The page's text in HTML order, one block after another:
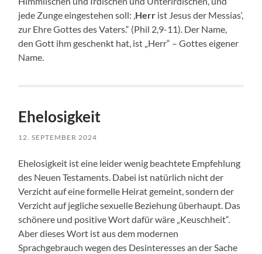
jede Zunge eingestehen soll: ‚Herr ist Jesus der Messias‘,
zur Ehre Gottes des Vaters.“ (Phil 2,9-11). Der Name,
den Gott ihm geschenkt hat, ist „Herr“ – Gottes eigener
Name.
Ehelosigkeit
12. SEPTEMBER 2024
Ehelosigkeit ist eine leider wenig beachtete Empfehlung
des Neuen Testaments. Dabei ist natürlich nicht der
Verzicht auf eine formelle Heirat gemeint, sondern der
Verzicht auf jegliche sexuelle Beziehung überhaupt. Das
schönere und positive Wort dafür wäre „Keuschheit“.
Aber dieses Wort ist aus dem modernen
Sprachgebrauch wegen des Desinteresses an der Sache